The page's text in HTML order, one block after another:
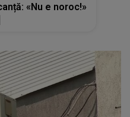
«Nu e noroc!»